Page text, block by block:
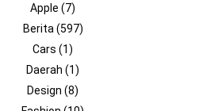
Apple (7)
Berita (597)
Cars (1)
Daerah (1)
Design (8)